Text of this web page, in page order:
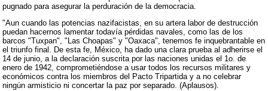
pugnado para asegurar la perduración de la democracia.
"Aun cuando las potencias nazifacistas, en su artera labor de destrucción
puedan hacernos lamentar todavía pérdidas navales, como las de los
barcos "Tuxpan", "Las Choapas" y "Oaxaca", tenemos fe inquebrantable en
el triunfo final. De esta fe, México, ha dado una clara prueba al adherirse el
14 de junio, a la declaración suscrita por las naciones unidas el 1o. de
enero de 1942, comprometiéndose a usar todos los recursos militares y
económicos contra los miembros del Pacto Tripartida y a no celebrar
ningún armisticio ni concertar la paz por separado. (Aplausos).